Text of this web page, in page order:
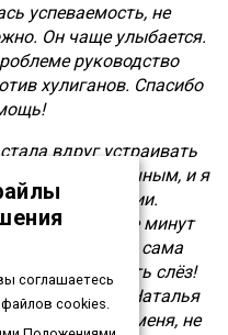
успеваемость, не
Он чаще улыбается.
руководство
хулиганов. Спасибо
вдруг устраивать
послушным, и я
в поведении.
с дочкой. Уже минут
Моя девочка сама
смогла сдержать слёз!
как вы, Наталья
беспокоить меня, не
соглашаетесь
cookies.